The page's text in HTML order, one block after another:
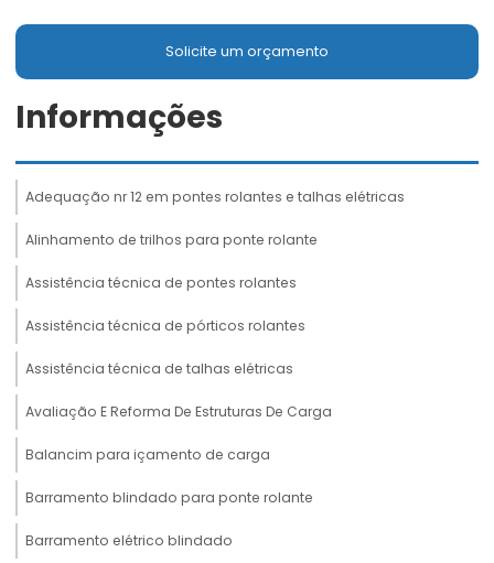
Solicite um orçamento
Informações
Adequação nr 12 em pontes rolantes e talhas elétricas
Alinhamento de trilhos para ponte rolante
Assistência técnica de pontes rolantes
Assistência técnica de pórticos rolantes
Assistência técnica de talhas elétricas
Avaliação E Reforma De Estruturas De Carga
Balancim para içamento de carga
Barramento blindado para ponte rolante
Barramento elétrico blindado